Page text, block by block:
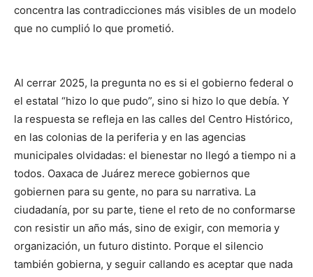
concentra las contradicciones más visibles de un modelo
que no cumplió lo que prometió.
Al cerrar 2025, la pregunta no es si el gobierno federal o
el estatal “hizo lo que pudo”, sino si hizo lo que debía. Y
la respuesta se refleja en las calles del Centro Histórico,
en las colonias de la periferia y en las agencias
municipales olvidadas: el bienestar no llegó a tiempo ni a
todos. Oaxaca de Juárez merece gobiernos que
gobiernen para su gente, no para su narrativa. La
ciudadanía, por su parte, tiene el reto de no conformarse
con resistir un año más, sino de exigir, con memoria y
organización, un futuro distinto. Porque el silencio
también gobierna, y seguir callando es aceptar que nada